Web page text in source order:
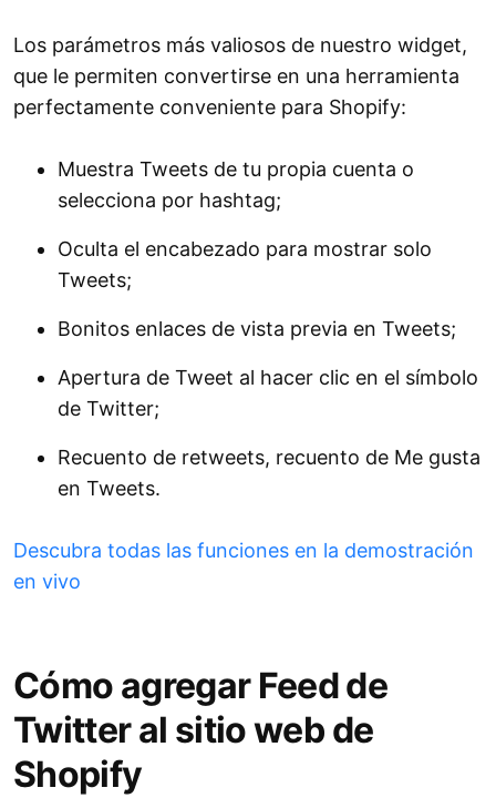
Los parámetros más valiosos de nuestro widget,
que le permiten convertirse en una herramienta
perfectamente conveniente para Shopify:
Muestra Tweets de tu propia cuenta o
selecciona por hashtag;
Oculta el encabezado para mostrar solo
Tweets;
Bonitos enlaces de vista previa en Tweets;
Apertura de Tweet al hacer clic en el símbolo
de Twitter;
Recuento de retweets, recuento de Me gusta
en Tweets.
Descubra todas las funciones en la demostración
en vivo
Cómo agregar Feed de
Twitter al sitio web de
Shopify